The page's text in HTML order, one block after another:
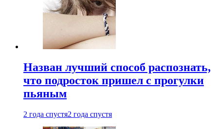
Назван лучший способ распознать,
что подросток пришел с прогулки
пьяным
2 года спустя2 года спустя